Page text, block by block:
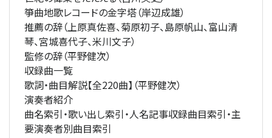
箏曲地歌レコードの金字塔（岸辺成雄）
推薦の辞（上原真佐喜、菊原初子、島原帆山、富山清
琴、宮城喜代子、米川文子）
監修の辞（平野健次）
収録曲一覧
歌詞・曲目解説【全220曲】（平野健次）
演奏者紹介
曲名索引・歌い出し索引・人名記事収録曲目索引・主
要演奏者別曲目索引